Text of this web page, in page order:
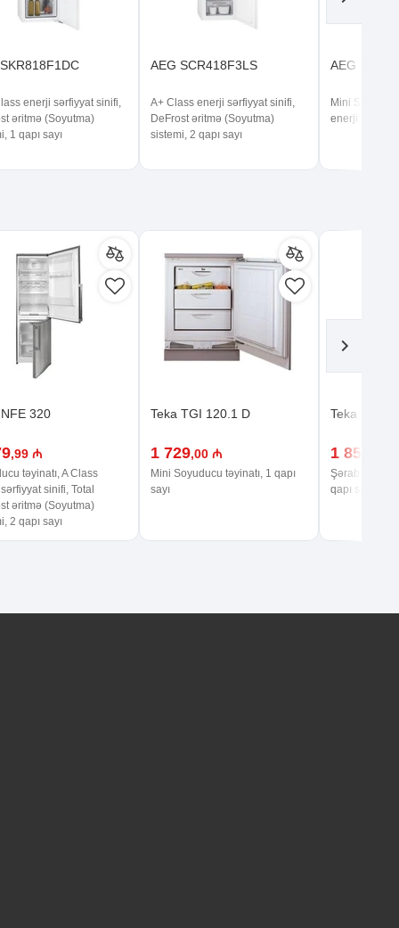
enerji sərfiyyat sinifi,
əritmə (Soyutma)
1 qapı sayı
AEG SCR418F3LS
A+ Class enerji sərfiyyat sinifi,
DeFrost əritmə (Soyutma)
sistemi, 2 qapı sayı
AEG
Mini
enerji
320
,99 ₼
təyinatı, A Class
sinifi, Total
əritmə (Soyutma)
2 qapı sayı
Teka TGI 120.1 D
1 729,00 ₼
Mini Soyuducu təyinatı, 1 qapı
sayı
Teka RVF
1 859
Şərab
qapı sayı